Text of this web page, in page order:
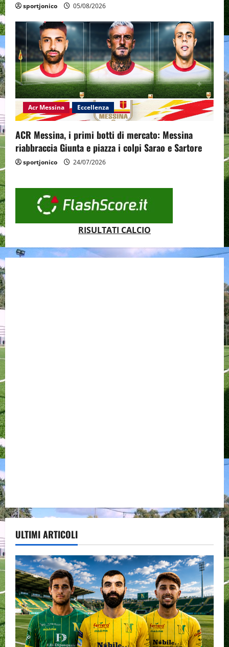
sportjonico 05/08/2026
Acr Messina Eccellenza
ACR Messina, i primi botti di mercato: Messina
riabbraccia Giunta e piazza i colpi Sarao e Sartore
sportjonico 24/07/2026
RISULTATI CALCIO
ULTIMI ARTICOLI